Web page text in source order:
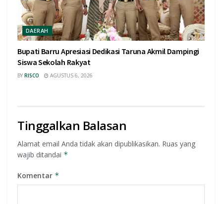
DAERAH
Bupati Barru Apresiasi Dedikasi Taruna Akmil Dampingi
Siswa Sekolah Rakyat
BY RISCO AGUSTUS 6, 2026
Tinggalkan Balasan
Alamat email Anda tidak akan dipublikasikan. Ruas yang
wajib ditandai *
Komentar *